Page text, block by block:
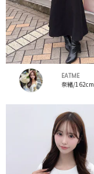
EATME
奈緒/162cm